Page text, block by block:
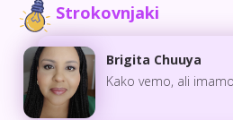
Strokovnjaki
Brigita Chuuya
Kako vemo, ali